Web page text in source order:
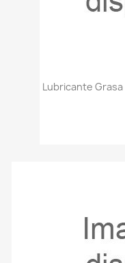
Lubricante Grasa